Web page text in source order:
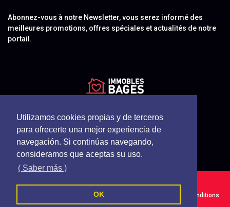
Utilizamos cookies propias y de terceros
para ofrecerte una mejor experiencia de
navegación. Si continúas navegando,
consideramos que aceptas su uso.
( Saber más )
OK
Abonnez-vous à notre Newsletter, vous serez informé des
meilleures promotions, offres spéciales et actualités de notre
portail.
Immobles Bages - Tous les droits sont réservés
Politique de confidentialité Termes et conditions